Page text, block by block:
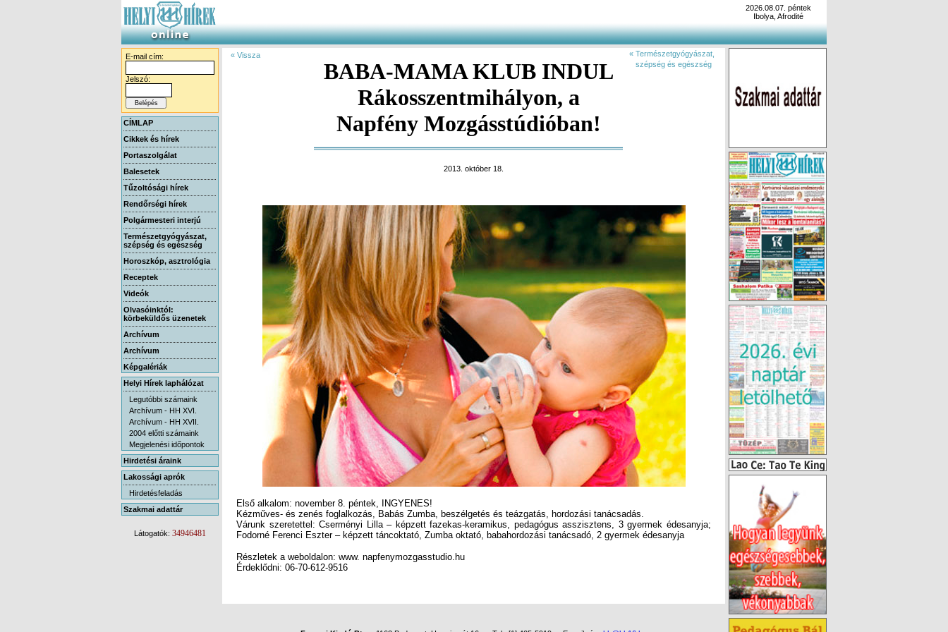
2026.08.07. péntek
Ibolya, Afrodité
E-mail cím:
Jelszó:
CÍMLAP
Cikkek és hírek
Portaszolgálat
Balesetek
Tűzoltósági hírek
Rendőrségi hírek
Polgármesteri interjú
Természetgyógyászat,
szépség és egészség
Horoszkóp, asztrológia
Receptek
Videók
Olvasóinktól:
körbeküldős üzenetek
Archívum
Archívum
Képgalériák
Helyi Hírek laphálózat
Legutóbbi számaink
Archívum - HH XVI.
Archívum - HH XVII.
2004 előtti számaink
Megjelenési időpontok
Hirdetési áraink
Lakossági aprók
Hirdetésfeladás
Szakmai adattár
Látogatók: 34946481
« Vissza
BABA-MAMA KLUB INDUL
Rákosszentmihályon, a
Napfény Mozgásstúdióban!
« Természetgyógyászat,
szépség és egészség
2013. október 18.
Első alkalom: november 8. péntek, INGYENES!
Kézműves- és zenés foglalkozás, Babás Zumba, beszélgetés és teázgatás, hordozási tanácsadás.
Várunk szeretettel: Cserményi Lilla – képzett fazekas-keramikus, pedagógus asszisztens, 3 gyermekédesanyja;
Fodorné Ferenci Eszter – képzett táncoktató, Zumba oktató, babahordozási tanácsadó, 2 gyermek édesanyja
Részletek a weboldalon: www. napfenymozgasstudio.hu
Érdeklődni: 06-70-612-9516